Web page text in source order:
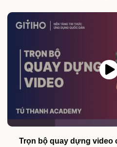
Trọn bộ quay dựng video